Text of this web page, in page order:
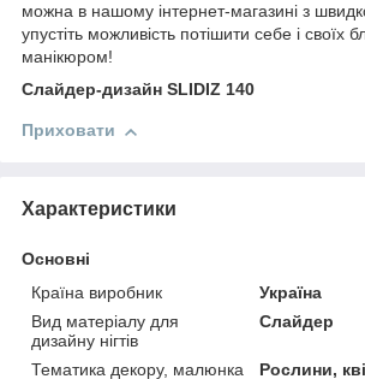
можна в нашому інтернет-магазині з
упустіть можливість потішити себе і своїх
манікюром!
Слайдер-дизайн SLIDIZ 140
Приховати
Характеристики
Основні
Країна виробник
Україна
Вид матеріалу для
дизайну нігтів
Слайдер
Тематика декору, малюнка
Рослини,